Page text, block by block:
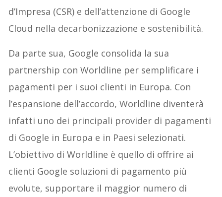
d’Impresa (CSR) e dell’attenzione di Google
Cloud nella decarbonizzazione e sostenibilità.
Da parte sua, Google consolida la sua
partnership con Worldline per semplificare i
pagamenti per i suoi clienti in Europa. Con
l’espansione dell’accordo, Worldline diventerà
infatti uno dei principali provider di pagamenti
di Google in Europa e in Paesi selezionati.
L’obiettivo di Worldline è quello di offrire ai
clienti Google soluzioni di pagamento più
evolute, supportare il maggior numero di